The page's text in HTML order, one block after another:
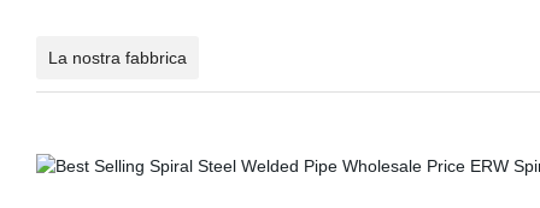
La nostra fabbrica